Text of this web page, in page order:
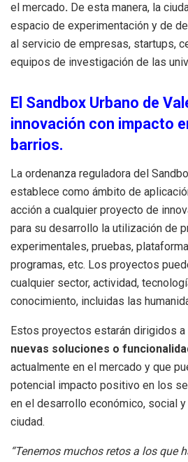
el mercado. De esta manera, la
espacio de experimentación y de
al servicio de empresas, startups,
equipos de investigación de las
El Sandbox Urbano de
innovación con impacto
barrios.
La ordenanza reguladora del
establece como ámbito de
acción a cualquier proyecto de
para su desarrollo la utilización de
experimentales, pruebas,
programas, etc. Los proyectos
cualquier sector, actividad,
conocimiento, incluidas las
Estos proyectos estarán dirigidos a
nuevas soluciones o
actualmente en el mercado y que
potencial impacto positivo en los
en el desarrollo económico, social
ciudad.
“Tenemos muchos retos a los que